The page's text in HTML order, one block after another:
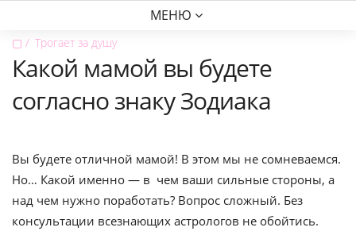
МЕНЮ
▢ Трогает за душу
Какой мамой вы будете
согласно знаку Зодиака
Вы будете отличной мамой! В этом мы не сомневаемся.
Но… Какой именно — в чем ваши сильные стороны, а
над чем нужно поработать? Вопрос сложный. Без
консультации всезнающих астрологов не обойтись.